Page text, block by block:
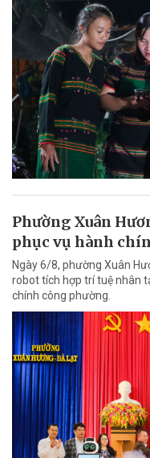
Phường Xuân
phục vụ hành
Ngày 6/8, phường Xuân
robot tích hợp trí tuệ nhân
chính công phường.